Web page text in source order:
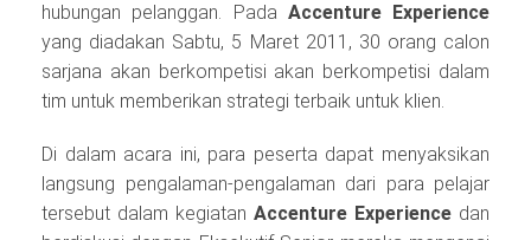
hubungan pelanggan. Pada Accenture Experience
yang diadakan Sabtu, 5 Maret 2011, 30 orang calon
sarjana akan berkompetisi akan berkompetisi dalam
tim untuk memberikan strategi terbaik untuk klien.
Di dalam acara ini, para peserta dapat menyaksikan
langsung pengalaman‐pengalaman dari para pelajar
tersebut dalam kegiatan Accenture Experience dan